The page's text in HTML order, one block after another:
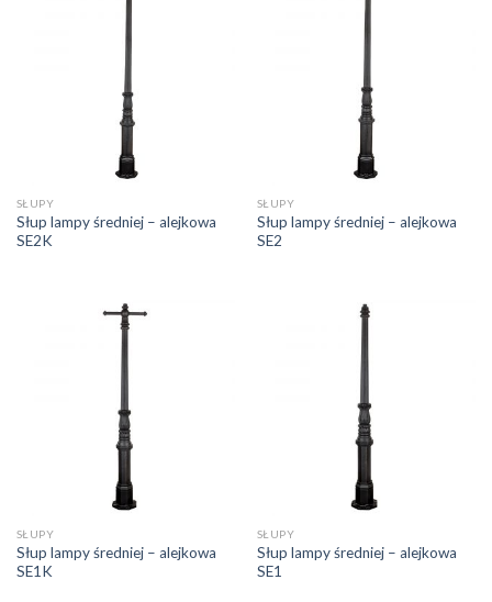
SŁUPY
Słup lampy średniej – alejkowa
SE2K
SŁUPY
Słup lampy średniej – alejkowa
SE2
SŁUPY
Słup lampy średniej – alejkowa
SE1K
SŁUPY
Słup lampy średniej – alejkowa
SE1